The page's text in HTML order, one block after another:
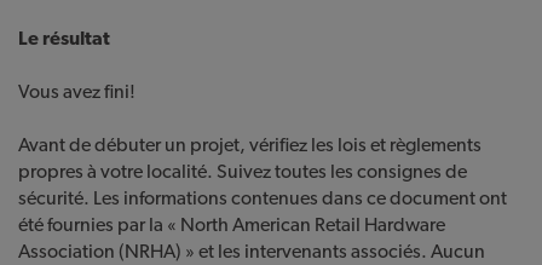
Le résultat
Vous avez fini!
Avant de débuter un projet, vérifiez les lois et règlements
propres à votre localité. Suivez toutes les consignes de
sécurité. Les informations contenues dans ce document ont
été fournies par la « North American Retail Hardware
Association (NRHA) » et les intervenants associés. Aucun